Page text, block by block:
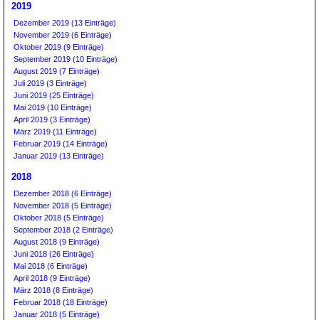
2019
Dezember 2019 (13 Einträge)
November 2019 (6 Einträge)
Oktober 2019 (9 Einträge)
September 2019 (10 Einträge)
August 2019 (7 Einträge)
Juli 2019 (3 Einträge)
Juni 2019 (25 Einträge)
Mai 2019 (10 Einträge)
April 2019 (3 Einträge)
März 2019 (11 Einträge)
Februar 2019 (14 Einträge)
Januar 2019 (13 Einträge)
2018
Dezember 2018 (6 Einträge)
November 2018 (5 Einträge)
Oktober 2018 (5 Einträge)
September 2018 (2 Einträge)
August 2018 (9 Einträge)
Juni 2018 (26 Einträge)
Mai 2018 (6 Einträge)
April 2018 (9 Einträge)
März 2018 (8 Einträge)
Februar 2018 (18 Einträge)
Januar 2018 (5 Einträge)